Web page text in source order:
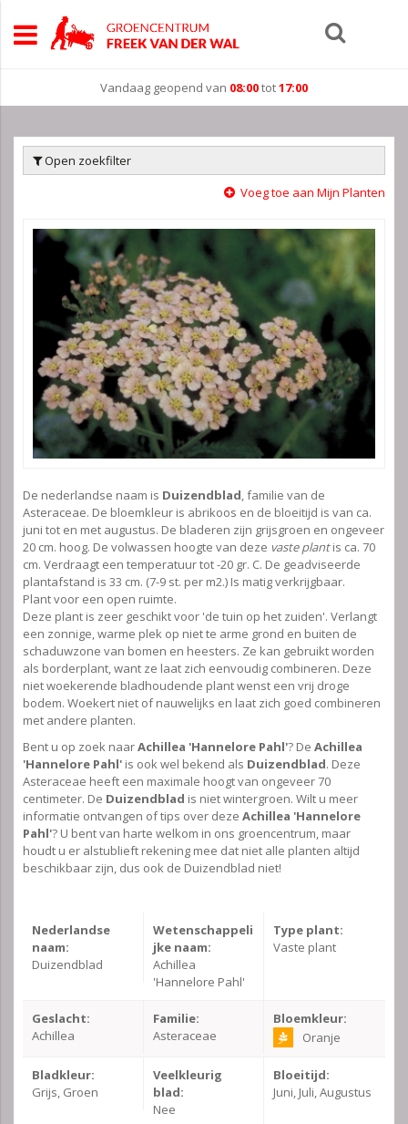
Vandaag geopend van 08:00tot17:00
Open zoekfilter
Voeg toe aan Mijn Planten
De nederlandse naam is Duizendblad, familie van de
Asteraceae. De bloemkleur is abrikoos en de bloeitijd is van ca.
juni tot en met augustus. De bladeren zijn grijsgroen en ongeveer
20 cm. hoog. De volwassen hoogte van deze vaste plantis ca. 70
cm. Verdraagt een temperatuur tot -20 gr. C. De geadviseerde
plantafstand is 33 cm. (7-9 st. per m2.) Is matig verkrijgbaar.
Plant voor een open ruimte.
Deze plant is zeer geschikt voor 'de tuin op het zuiden'. Verlangt
een zonnige, warme plek op niet te arme grond en buiten de
schaduwzone van bomen en heesters. Ze kan gebruikt worden
als borderplant, want ze laat zich eenvoudig combineren. Deze
niet woekerende bladhoudende plant wenst een vrij droge
bodem. Woekert niet of nauwelijks en laat zich goed combineren
met andere planten.
Bent u op zoek naarAchillea 'Hannelore Pahl'? De Achillea
'Hannelore Pahl' is ook wel bekend als Duizendblad. Deze
Asteraceae heeft een maximale hoogt van ongeveer 70
centimeter. De Duizendblad is niet wintergroen. Wilt u meer
informatie ontvangen of tips over deze Achillea 'Hannelore
Pahl'? U bent van harte welkom in ons groencentrum, maar
houdt u er alstublieft rekening mee dat niet alle planten altijd
beschikbaar zijn, dus ook de Duizendblad niet!
Nederlandse
naam:
Duizendblad
Wetenschappeli
jke naam:
Achillea
'Hannelore Pahl'
Type plant:
Vaste plant
Geslacht:
Achillea
Familie:
Asteraceae
Bloemkleur:
Oranje
Bladkleur:
Grijs, Groen
Veelkleurig
blad:
Nee
Bloeitijd:
Juni, Juli, Augustus